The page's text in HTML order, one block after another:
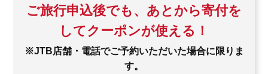
ご旅行申込後でも、あとから寄付を
してクーポンが使える！
※JTB店舗・電話でご予約いただいた場合に限りま
す。